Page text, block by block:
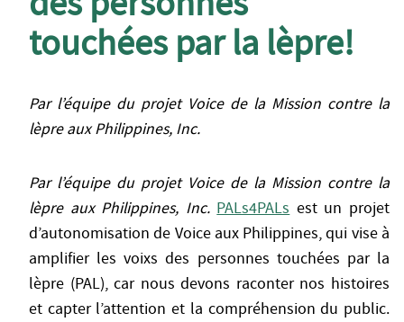
touchées par la lèpre!
Par l’équipe du projet Voice de la Mission contre la
lèpre aux Philippines, Inc.
Par l’équipe du projet Voice de la Mission contre la
lèpre aux Philippines, Inc. PALs4PALs est un projet
d’autonomisation de Voice aux Philippines, qui vise à
amplifier les voixs des personnes touchées par la
lèpre (PAL), car nous devons raconter nos histoires
et capter l’attention et la compréhension du public.